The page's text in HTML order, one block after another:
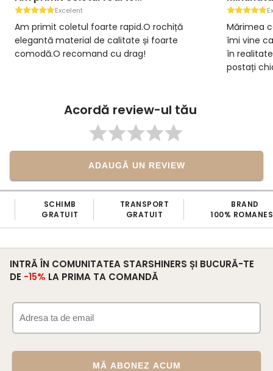
Excelent
Mărimea corespunde conform indicațiilor,
îmi vine ca turnata, e la fel de frumoasa și
în realitate, observ că ce aveți pe site
croitorie personalizate. Profesionisti
Am fost
și
Acordă review-ul tău
ADAUGĂ UN REVIEW
TRANSPORT
GRATUIT
BRAND
100% ROMANESC
INTRĂ ÎN COMUNITATEA STARSHINERS ȘI BUCURĂ-TE
DE -15% LA PRIMA TA COMANDĂ
MĂ ABONEZ ACUM